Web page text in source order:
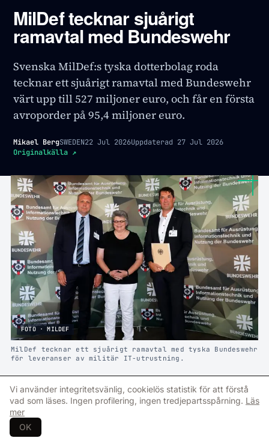
MilDef tecknar sjuårigt
ramavtal med Bundeswehr
Svenska MilDef:s tyska dotterbolag roda
tecknar ett sjuårigt ramavtal med Bundeswehr
värt upp till 527 miljoner euro, och får en första
avroporder på 95,4 miljoner euro.
Mikael BergSWEDEN22 Jul 2026Uppdaterad 27 Jul 2026
Originalkälla ↗
FOTO · MILDEF
MilDef tecknar ett sjuårigt ramavtal med tyska Bundeswehr
för leveranser av militär IT-utrustning.
M ilDef:s tyskadotterbolagroda
Vi använder integritetsvänlig, cookielös statistik för att förstå
vad som läses. Ingen profilering, ingen tredjepartsspårning. Läs
mer
OK